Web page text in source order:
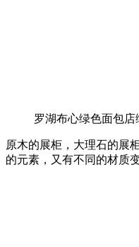
罗湖布心绿色面包店
原木的展柜，大理石的展
的元素，又有不同的材质变